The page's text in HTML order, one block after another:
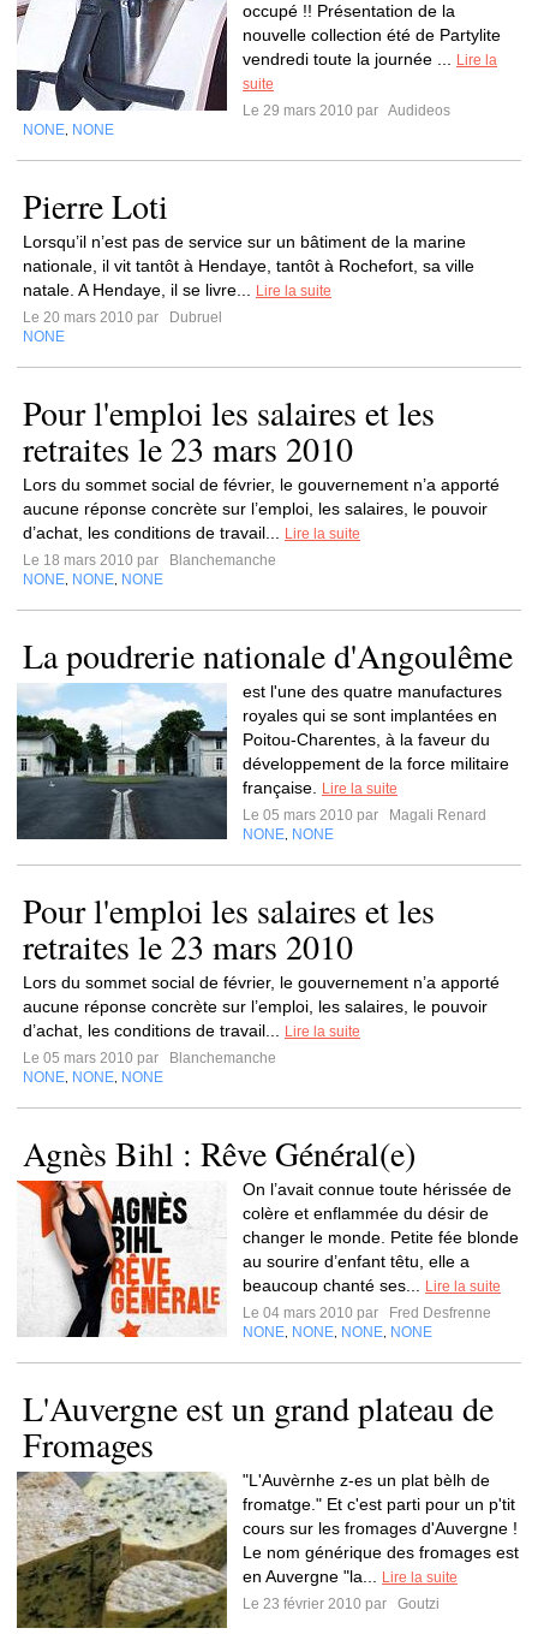
occupé !! Présentation de la
nouvelle collection été de Partylite
vendredi toute la journée ...
Lire la
suite
Le 29 mars 2010 par Audideos
NONE NONE
Pierre Loti
Lorsqu’il n’est pas de service sur un bâtiment de la marine
nationale, il vit tantôt à Hendaye, tantôt à Rochefort, sa ville
natale. A Hendaye, il se livre...
Lire la suite
Le 20 mars 2010 par
Dubruel
NONE
Pour l'emploi les salaires et les
retraites le 23 mars 2010
Lors du sommet social de février, le gouvernement n’a apporté
aucune réponse concrète sur l’emploi, les salaires, le pouvoir
d’achat, les conditions de travail...
Lire la suite
Le 18 mars 2010 par
Blanchemanche
NONE NONE NONE
La poudrerie nationale d'Angoulême
est l'une des quatre manufactures
royales qui se sont implantées en
Poitou-Charentes, à la faveur du
développement de la force militaire
française.
Lire la suite
Le 05 mars 2010 par
Magali Renard
NONE NONE
Pour l'emploi les salaires et les
retraites le 23 mars 2010
Lors du sommet social de février, le gouvernement n’a apporté
aucune réponse concrète sur l’emploi, les salaires, le pouvoir
d’achat, les conditions de travail...
Lire la suite
Le 05 mars 2010 par
Blanchemanche
NONE NONE NONE
Agnès Bihl : Rêve Général(e)
On l’avait connue toute hérissée de
colère et enflammée du désir de
changer le monde. Petite fée blonde
au sourire d’enfant têtu, elle a
beaucoup chanté ses...
Lire la suite
Le 04 mars 2010 par
Fred Desfrenne
NONE NONE NONE NONE
L'Auvergne est un grand plateau de
Fromages
"L'Auvèrnhe z-es un plat bèlh de
fromatge." Et c'est parti pour un p'tit
cours sur les fromages d'Auvergne !
Le nom générique des fromages est
en Auvergne "la...
Lire la suite
Le 23 février 2010 par
Goutzi